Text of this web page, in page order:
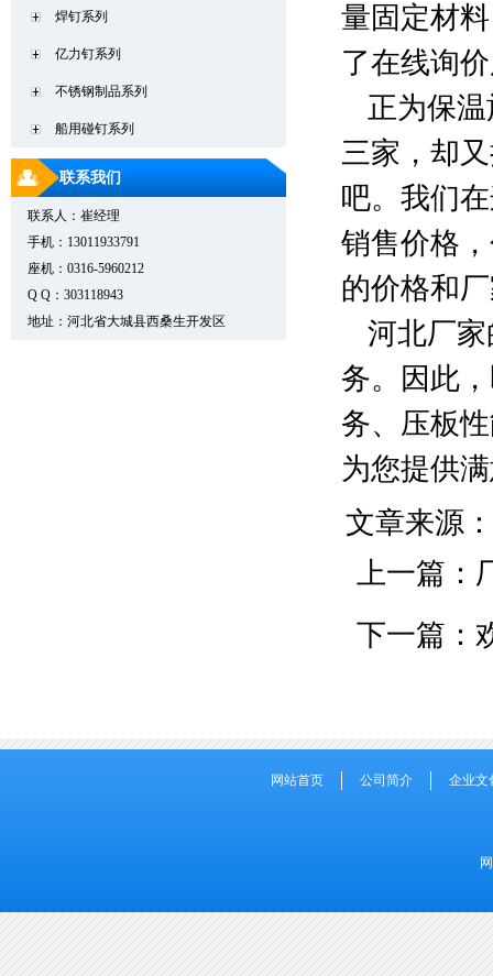
量固定材
了在线询
正为保
三家，却
吧。我们
销售价格
的价格和
河北厂
务。因此
务、压板
为您提供
文章来源：
上一篇：
下一篇：
焊钉系列
亿力钉系列
不锈钢制品系列
船用碰钉系列
联系我们
联系人：崔经理
手机：13011933791
座机：0316-5960212
Q Q：303118943
地址：河北省大城县西桑生开发区
网站首页 公司简介 企业文